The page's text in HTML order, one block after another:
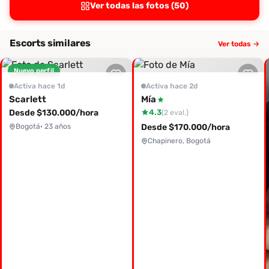
Ver todas las fotos (50)
Escorts similares Ver todas →
Nuevo perfil
Activa hace 1d
Scarlett
Desde $130.000/hora
Bogotá· 23 años
Activa hace 2d
Mía
4.3(2 eval.)
Desde $170.000/hora
Chapinero, Bogotá